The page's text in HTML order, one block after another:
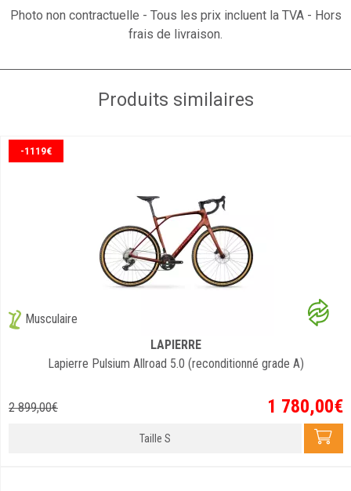
Photo non contractuelle - Tous les prix incluent la TVA - Hors
frais de livraison.
Produits similaires
-1119€
Musculaire
LAPIERRE
Lapierre Pulsium Allroad 5.0 (reconditionné grade A)
2 899,00€ 1 780,00€
Taille S